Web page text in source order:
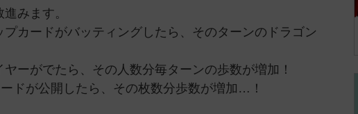
みます。
カードがバッティングしたら、そのターンのドラゴン
ーがでたら、その人数分毎ターンの歩数が増加！
ドが公開したら、その枚数分歩数が増加…！